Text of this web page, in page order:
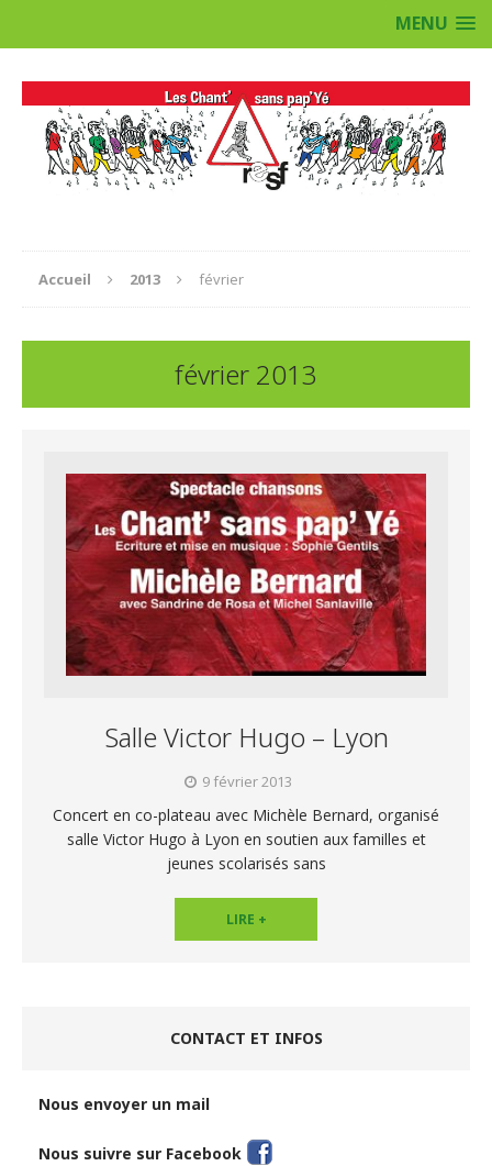
MENU
Accueil 2013 février
février 2013
Salle Victor Hugo – Lyon
9 février 2013
Concert en co-plateau avec Michèle Bernard, organisé
salle Victor Hugo à Lyon en soutien aux familles et
jeunes scolarisés sans
LIRE +
CONTACT ET INFOS
Nous envoyer un mail
Nous suivre sur Facebook